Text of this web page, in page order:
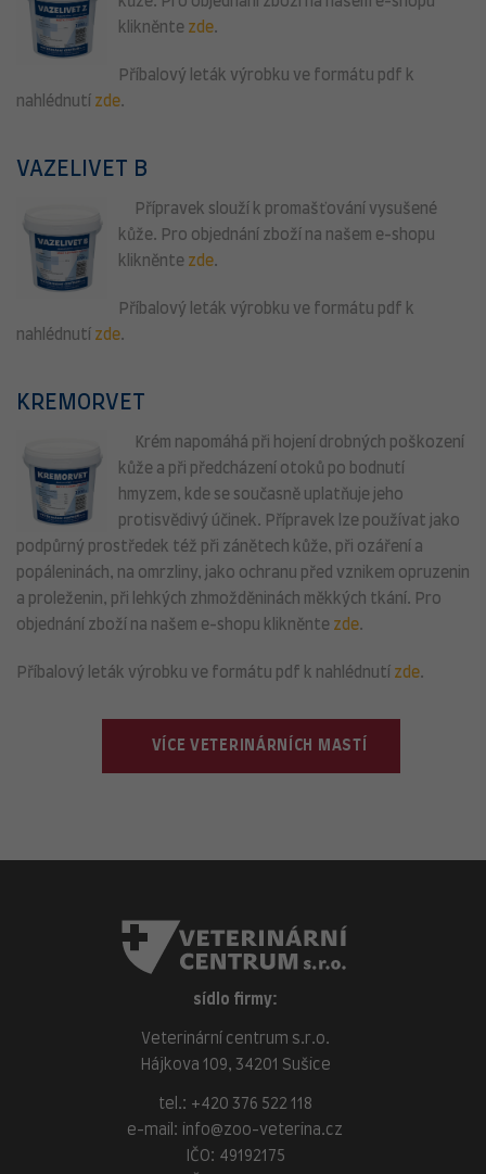
klikněnte zde.
Příbalový leták výrobku ve formátu pdf k
nahlédnutí zde.
VAZELIVET B
Přípravek slouží k promašťování vysušené
kůže. Pro objednání zboží na našem e-shopu
klikněnte zde.
Příbalový leták výrobku ve formátu pdf k
nahlédnutí zde.
KREMORVET
Krém napomáhá při hojení drobných poškození
kůže a při předcházení otoků po bodnutí
hmyzem, kde se současně uplatňuje jeho
protisvědivý účinek. Přípravek lze používat jako
podpůrný prostředek též při zánětech kůže, při ozáření a
popáleninách, na omrzliny, jako ochranu před vznikem opruzenin
a proleženin, při lehkých zhmožděninách měkkých tkání. Pro
objednání zboží na našem e-shopu klikněnte zde.
Příbalový leták výrobku ve formátu pdf k nahlédnutí zde.
VÍCE VETERINÁRNÍCH MASTÍ
sídlo firmy:
Veterinární centrum s.r.o.
Hájkova 109, 34201 Sušice
tel.: +420 376 522 118
e-mail:
info@zoo-veterina.cz
IČO: 49192175